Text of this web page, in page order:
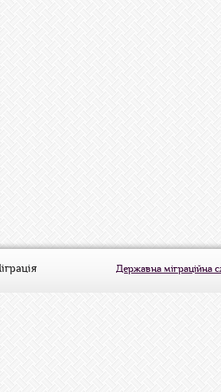
Державна міграційна